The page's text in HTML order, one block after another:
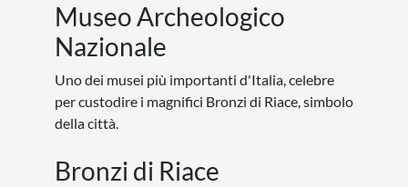
Museo Archeologico
Nazionale
Uno dei musei più importanti d'Italia, celebre
per custodire i magnifici Bronzi di Riace, simbolo
della città.
Bronzi di Riace